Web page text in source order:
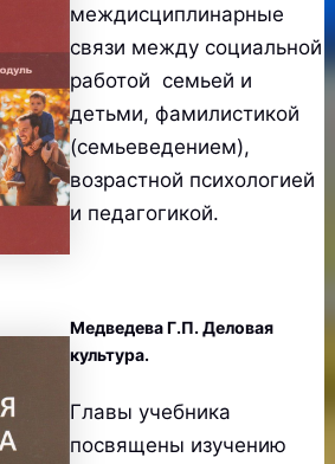
междисциплинарные
связи между социальной
работой семьей и
детьми, фамилистикой
(семьеведением),
возрастной психологией
и педагогикой.
Медведева Г.П. Деловая
культура.
Главы учебника
посвящены изучению